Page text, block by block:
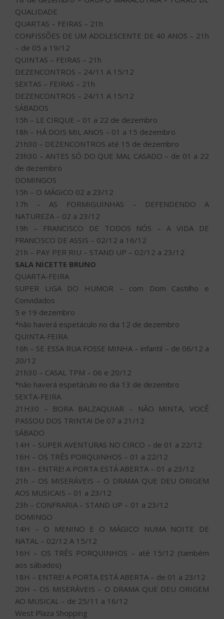
QUALIDADE
QUARTAS – FEIRAS – 21h
CONFISSÕES DE UM ADOLESCENTE DE 40 ANOS – 21h
– de 05 a 19/12
QUINTAS – FEIRAS – 21h
DEZENCONTROS – 24/11 A 15/12
SEXTAS – FEIRAS – 21h
DEZENCONTROS – 24/11 A 15/12
SÁBADOS
15h – LE CIRQUE – 01 a 22 de dezembro
18h – HÁ DOIS MIL ANOS – 01 a 15 dezembro
21h30 – DEZENCONTROS até 15 de dezembro
23h30 – ANTES SÓ DO QUE MAL CASADO – de 01 a 22
de dezembro
DOMINGOS
15h – O MÁGICO 02 a 23/12
17h – AS FORMIGUINHAS – DEFENDENDO A
NATUREZA – 02 a 23/12
19h – FRANCISCO DE TODOS NÓS – A VIDA DE
FRANCISCO DE ASSIS – 02/12 a 16/12
21h – PAY PER RIU – STAND UP – 02/12 a 23/12
SALA NICETTE BRUNO
QUARTA-FEIRA
SUPER LIGA DO HUMOR – com Dom Castilho e
Convidados
5 e 19 dezembro
*não haverá espetáculo no dia 12 de dezembro
QUINTA-FEIRA
16h – SE ESSA RUA FOSSE MINHA – infantil – de 06/12 a
20/12
21h30 – CASAL TPM – 06 e 20/12
*não haverá espetáculo no dia 13 de dezembro
SEXTA-FEIRA
21H30 – BORA BALZAQUIAR – NÃO MINTA, VOCÊ
PASSOU DOS TRINTA! De 07 a 21/12
SÁBADO
14H – SUPER AVENTURAS NO CIRCO – de 01 a 22/12
16H – OS TRÊS PORQUINHOS – 01 a 22/12
18H – ENTRE! A PORTA ESTÁ ABERTA – 01 a 23/12
21h – OS MISERÁVEIS – O DRAMA QUE DEU ORIGEM
AOS MUSICAIS – 01 a 23/12
23h – CONFRARIA – STAND UP – 01 a 23/12
DOMINGO
14H – O MENINO E O MÁGICO NUMA NOITE DE
NATAL – 02/12 A 15/12
16H – OS TRÊS PORQUINHOS – até 15/12 (também
aos sábados)
18H – ENTRE! A PORTA ESTÁ ABERTA – de 01 a 23/12
20H – OS MISERÁVEIS – O DRAMA QUE DEU ORIGEM
AO MUSICAL – de 25/11 a 16/12
West Plaza Shopping